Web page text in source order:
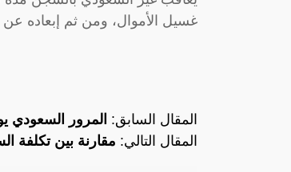
غسيل الأموال، ومن ثم إبعاده
المقال السابق: المرور السعودي
المقال التالي: مقارنة بين تكلفة